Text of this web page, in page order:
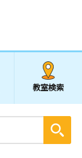
教室検索